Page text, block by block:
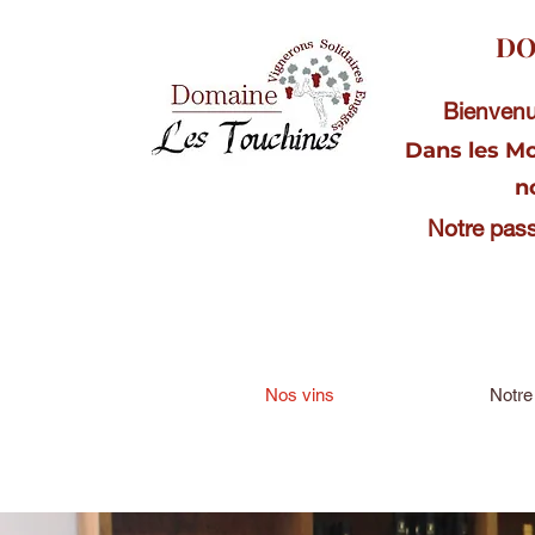
Dans les
Notre
Nos vins